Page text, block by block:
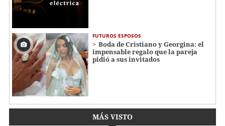
FUTUROS ESPOSOS
Boda de Cristiano y Georgina: el
impensable regalo que la pareja
pidió a sus invitados
MÁS VISTO